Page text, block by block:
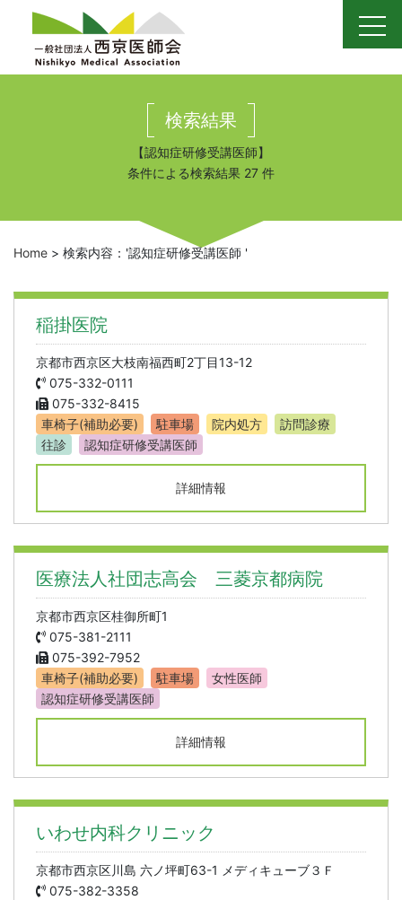
content
検索結果
【認知症研修受講医師】
条件による検索結果 27 件
Home > 検索内容：'認知症研修受講医師 '
稲掛医院
京都市西京区大枝南福西町2丁目13-12
075-332-0111
075-332-8415
車椅子(補助必要)
駐車場 院内処方
訪問診療
往診
認知症研修受講医師
詳細情報
医療法人社団志高会 三菱京都病院
京都市西京区桂御所町1
075-381-2111
075-392-7952
車椅子(補助必要)
駐車場
女性医師
認知症研修受講医師
詳細情報
いわせ内科クリニック
京都市西京区川島 六ノ坪町63-1 メディキューブ３Ｆ
075-382-3358